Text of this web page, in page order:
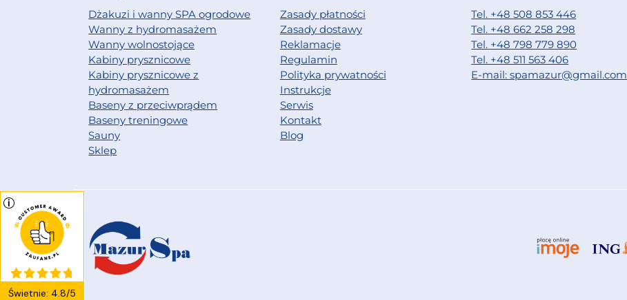
Dżakuzi i wanny SPA ogrodowe
Wanny z hydromasażem
Wanny wolnostojące
Kabiny prysznicowe
Kabiny prysznicowe z
hydromasażem
Baseny z przeciwprądem
Baseny treningowe
Sauny
Sklep
Zasady płatności
Zasady dostawy
Reklamacje
Regulamin
Polityka prywatności
Instrukcje
Serwis
Kontakt
Blog
Tel. +48 508 853 446
Tel. +48 662 258 298
Tel. +48 798 779 890
Tel. +48 511 563 406
E-mail: spamazur@gmail.com
Świetnie: 4.8/5